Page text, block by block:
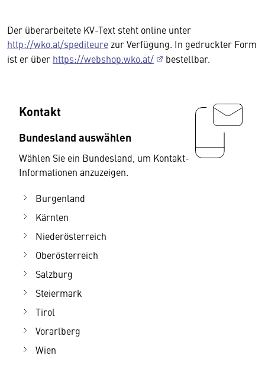
Der überarbeitete KV-Text steht online unter
http://wko.at/spediteure zur Verfügung. In gedruckter Form
ist er über https://webshop.wko.at/ bestellbar.
Kontakt
Bundesland auswählen
Wählen Sie ein Bundesland, um Kontakt-
Informationen anzuzeigen.
Burgenland
Kärnten
Niederösterreich
Oberösterreich
Salzburg
Steiermark
Tirol
Vorarlberg
Wien